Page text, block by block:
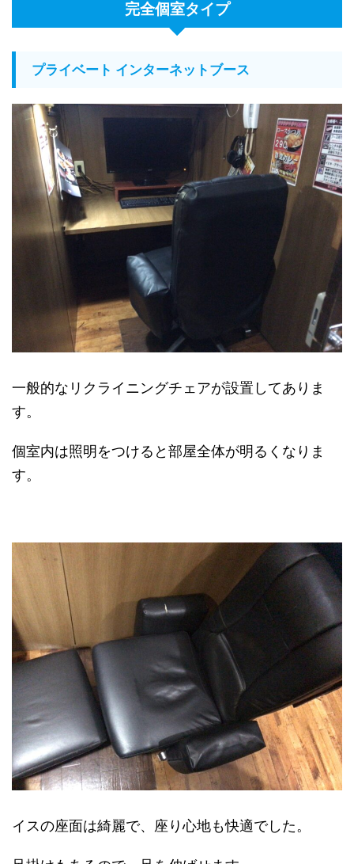
完全個室タイプ
プライベート インターネットブース
一般的なリクライニングチェアが設置してありま
す。
個室内は照明をつけると部屋全体が明るくなりま
す。
イスの座面は綺麗で、座り心地も快適でした。